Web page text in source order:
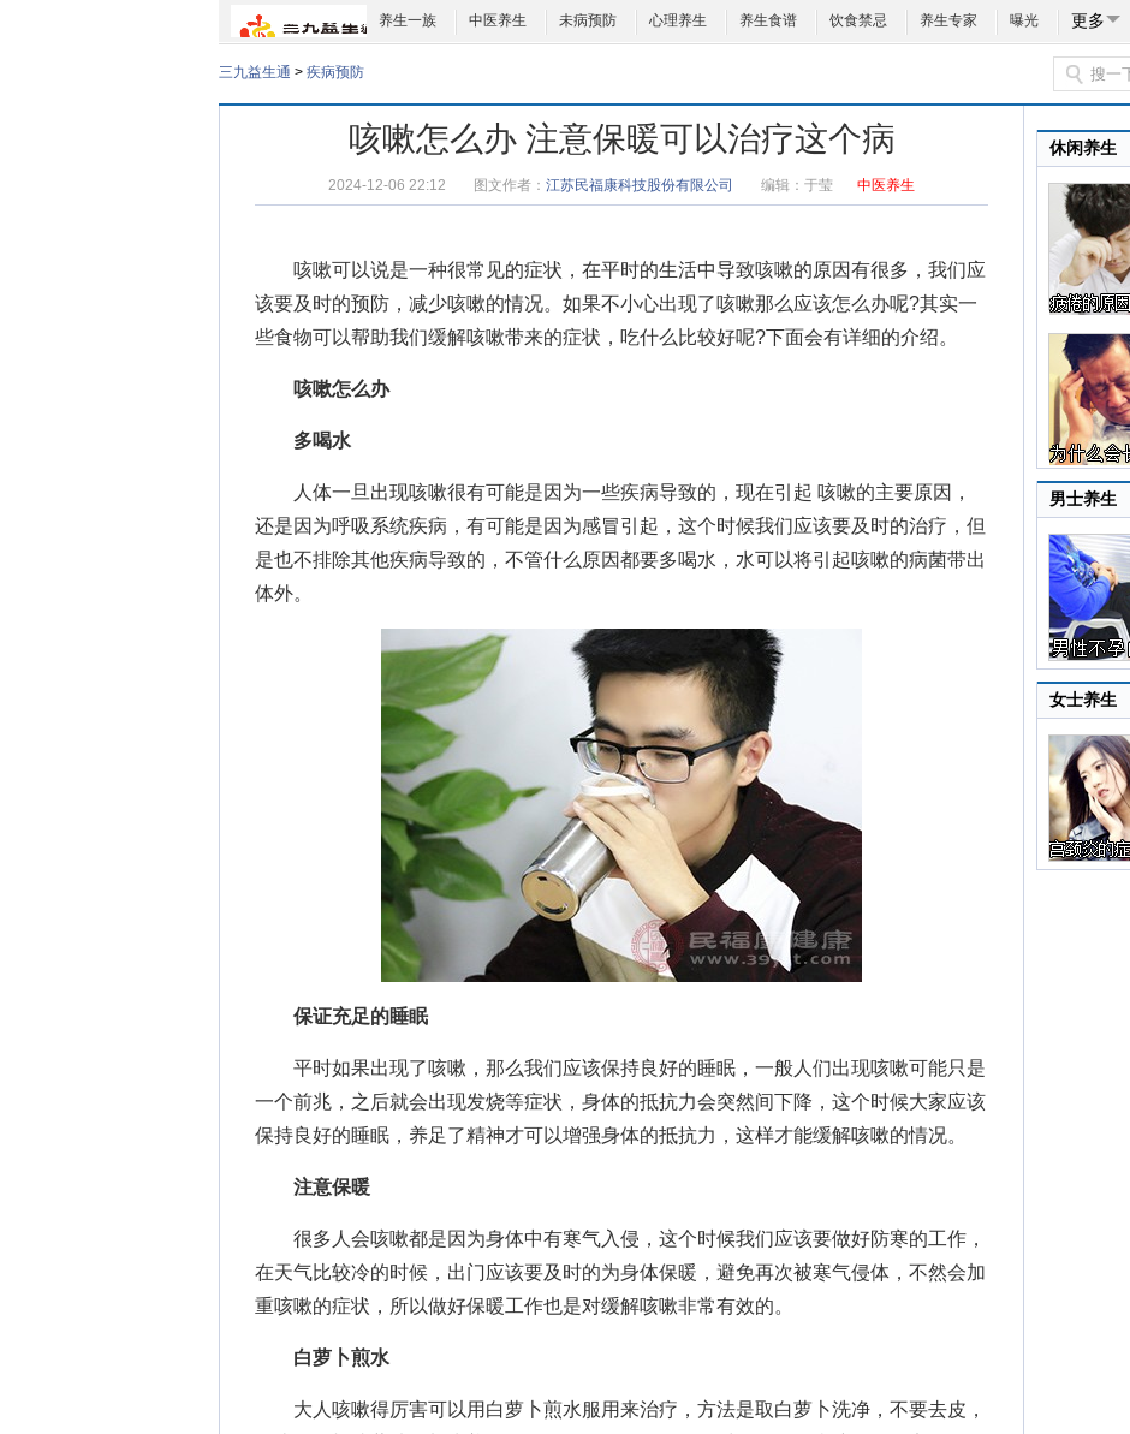
养生一族 中医养生 未病预防 心理养生 养生食谱 饮食禁忌 养生专家 曝光 更多
三九益生通 > 疾病预防
咳嗽怎么办 注意保暖可以治疗这个病
2024-12-06 22:12 图文作者： 江苏民福康科技股份有限公司 编辑： 于莹 中医养生
咳嗽可以说是一种很常见的症状，在平时的生活中导致咳嗽的原因有很多，我们应
该要及时的预防，减少咳嗽的情况。如果不小心出现了咳嗽那么应该怎么办呢?其实一
些食物可以帮助我们缓解咳嗽带来的症状，吃什么比较好呢?下面会有详细的介绍。
咳嗽怎么办
多喝水
人体一旦出现咳嗽很有可能是因为一些疾病导致的，现在引起 咳嗽的主要原因，
还是因为呼吸系统疾病，有可能是因为感冒引起，这个时候我们应该要及时的治疗，但
是也不排除其他疾病导致的，不管什么原因都要多喝水，水可以将引起咳嗽的病菌带出
体外。
保证充足的睡眠
平时如果出现了咳嗽，那么我们应该保持良好的睡眠，一般人们出现咳嗽可能只是
一个前兆，之后就会出现发烧等症状，身体的抵抗力会突然间下降，这个时候大家应该
保持良好的睡眠，养足了精神才可以增强身体的抵抗力，这样才能缓解咳嗽的情况。
注意保暖
很多人会咳嗽都是因为身体中有寒气入侵，这个时候我们应该要做好防寒的工作，
在天气比较冷的时候，出门应该要及时的为身体保暖，避免再次被寒气侵体，不然会加
重咳嗽的症状，所以做好保暖工作也是对缓解咳嗽非常有效的。
白萝卜煎水
大人咳嗽得厉害可以用白萝卜煎水服用来治疗，方法是取白萝卜洗净，不要去皮，
休闲养生
男士养生
女士养生